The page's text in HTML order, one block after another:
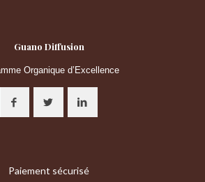
Guano Diffusion
Organique d’Excellence
Paiement sécurisé